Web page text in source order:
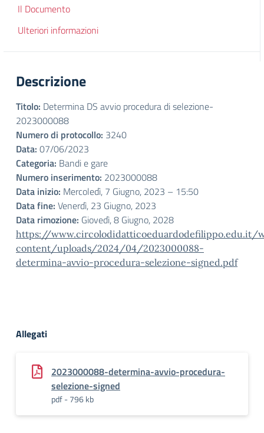
Il Documento
Ulteriori informazioni
Descrizione
Titolo: Determina DS avvio procedura di selezione-
2023000088
Numero di protocollo: 3240
Data: 07/06/2023
Categoria: Bandi e gare
Numero inserimento: 2023000088
Data inizio: Mercoledì, 7 Giugno, 2023 – 15:50
Data fine: Venerdì, 23 Giugno, 2023
Data rimozione: Giovedì, 8 Giugno, 2028
https://www.circolodidatticoeduardodefilippo.edu.it/
content/uploads/2024/04/2023000088-
determina-avvio-procedura-selezione-signed.pdf
Allegati
2023000088-determina-avvio-procedura-
selezione-signed
pdf - 796 kb